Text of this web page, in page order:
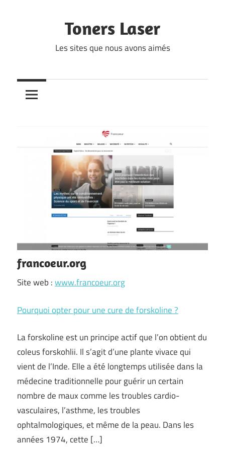
Toners Laser
Les sites que nous avons aimés
francoeur.org
Site web :www.francoeur.org
Pourquoi opter pour une cure de forskoline ?
La forskoline est un principe actif que l’on obtient du
coleus forskohlii. Il s’agit d’une plante vivace qui
vient de l’Inde. Elle a été longtemps utilisée dans la
médecine traditionnelle pour guérir un certain
nombre de maux comme les troubles cardio-
vasculaires, l’asthme, les troubles
ophtalmologiques, et même de la peau. Dans les
années 1974, cette […]